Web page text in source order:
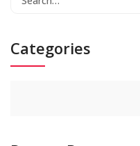
Categories